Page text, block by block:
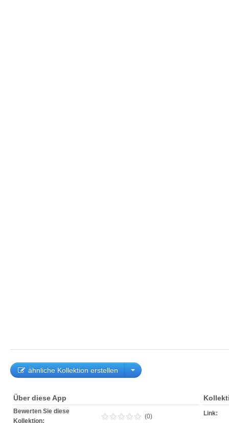
ähnliche Kollektion erstellen
Über diese App
Bewerten Sie diese
Kollektion:
(0) Link: